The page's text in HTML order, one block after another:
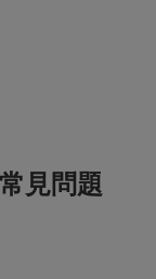
見問題